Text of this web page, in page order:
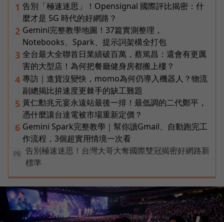
1 告別「極速迷思」！Opensignal 國際評比揭密：什
麼才是 5G 時代的好網路？
2 Gemini完整教學地圖！37篇實測整理，
Notebooks、Spark、提示詞架構全打包
3 全台最大全聯首日業績破百萬，蔡篤昌：還會有更厲
害的大型店！為何把餐廳健身房都搬上樓？
4 專訪｜進貨沒變快，momo為何仍導入機器人？物流
副總揭比拚速度更棘手的缺工難題
5 黃仁勳兆元宴永遠站最後一排！最低調的二代鄭平，
憑什麼讓台達電被市場重新定價？
6 Gemini Spark完整教學｜幫你讀Gmail、自動跑完工
作流程，3個超實用情境一次看
PR
告別極速迷思！台灣大哥大奪國際雙冠揭密好網路新
標準